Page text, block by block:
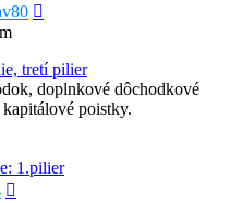
tretí pilier
doplnkové dôchodkové
poistky.
1.pilier